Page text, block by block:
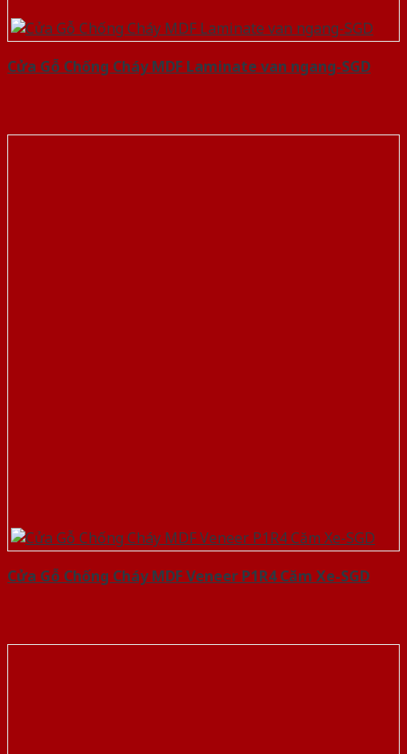
Cửa Gỗ Chống Cháy MDF Laminate van ngang-SGD
Cửa Gỗ Chống Cháy MDF Veneer P1R4 Căm Xe-SGD